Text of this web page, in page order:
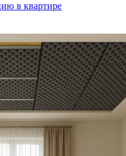
в квартире